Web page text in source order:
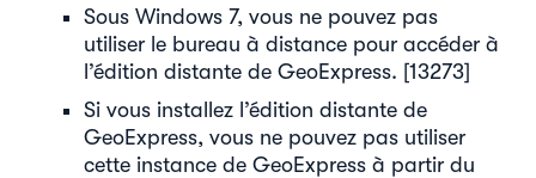
Sous Windows 7, vous ne pouvez pas
utiliser le bureau à distance pour accéder à
l’édition distante de GeoExpress. [13273]
Si vous installez l’édition distante de
GeoExpress, vous ne pouvez pas utiliser
cette instance de GeoExpress à partir du